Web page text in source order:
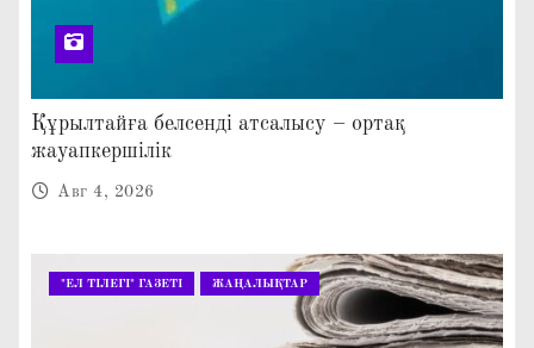
Құрылтайға белсенді атсалысу – ортақ
жауапкершілік
Авг 4, 2026
"ЕЛ ТІЛЕГІ" ГАЗЕТІ ЖАҢАЛЫҚТАР